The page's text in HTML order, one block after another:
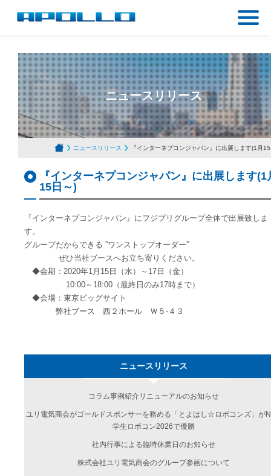
ニュースリリース
ニュースリリース 『インターネプコンジャパン』に出展します(1月
『インターネプコンジャパン』に出展します(1
15日～)
『インターネプコンジャパン』にフジプリグループ全体で出展致しま
す。
グループだからできる ”ワンストップオーダー”
ぜひ当社ブースへお立ち寄りください。
◆会期：2020年1月15日（水）～17日（金）
10:00～18:00（最終日のみ17時まで）
◆会場：東京ビッグサイト
弊社ブース 西２ホール Ｗ５-４３
ニュースリリース
コラム事例紹介リニューアルのお知らせ
ユリ電気商会がゴールドスポンサーを務める「とよはし☆ロボコンズ」が
学生ロボコン2026で優勝
社内行事による臨時休業日のお知らせ
株式会社ユリ電気商会のグループ参画について